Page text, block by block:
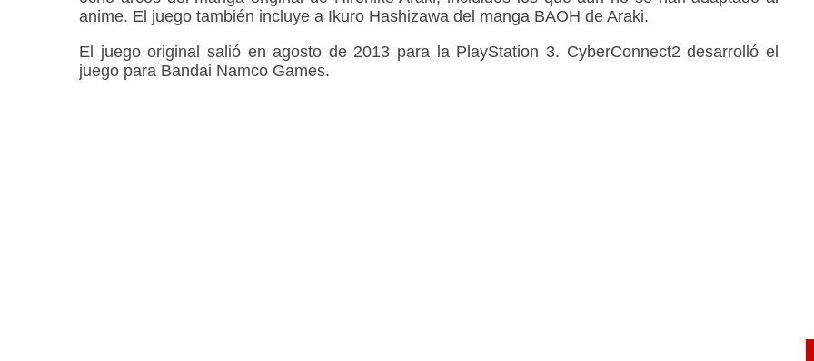
anime. El juego también incluye a Ikuro Hashizawa del manga BAOH de Araki.
El juego original salió en agosto de 2013 para la PlayStation 3. CyberConnect2 desarrolló el
juego para Bandai Namco Games.